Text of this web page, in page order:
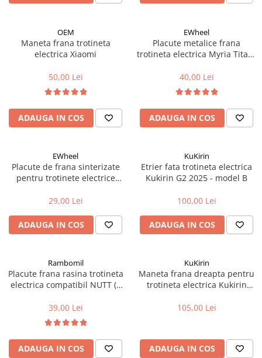
Spite
Accesorii butuci
Fond de janta
Sei si tija sa bicicleta
Tija sa bicicleta
Sei
Huse sa
Angrenaje bicicleta
Butuci pedalieri
Schimbatoare fata
Schimbatoare spate
Manete schimbator si frana
Manete frana bicicleta
Manete schimbator bicicleta
Manete mixte frana - schimbator
OEM
Maneta frana trotineta
electrica Xiaomi
50,00 Lei
ADAUGA IN COS
EWheel
Placute metalice frana
trotineta electrica Myria Titan/
40,00 Lei
ADAUGA IN COS
EWheel
Placute de frana sinterizate
pentru trotinete electrice
29,00 Lei
ADAUGA IN COS
KuKirin
Etrier fata trotineta electrica
Kukirin G2 2025 - model B
100,00 Lei
ADAUGA IN COS
Rambomil
Placute frana rasina trotineta
electrica compatibil NUTT (2
39,00 Lei
ADAUGA IN COS
KuKirin
Maneta frana dreapta pentru
trotineta electrica Kukirin
105,00 Lei
ADAUGA IN COS